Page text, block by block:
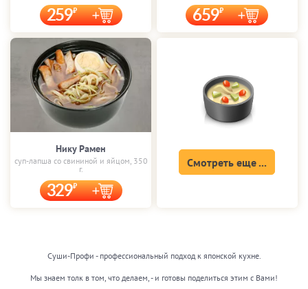
259 659
Нику Рамен
суп-лапша со свининой и яйцом, 350
г.
329
Смотреть еще ...
Суши-Профи - профессиональный подход к японской кухне.
Мы знаем толк в том, что делаем, - и готовы поделиться этим с Вами!